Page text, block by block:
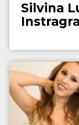
Silvina